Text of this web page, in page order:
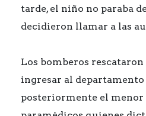
tarde, el niño no paraba
decidieron llamar a las
Los bomberos
ingresar al
posteriormente el menor